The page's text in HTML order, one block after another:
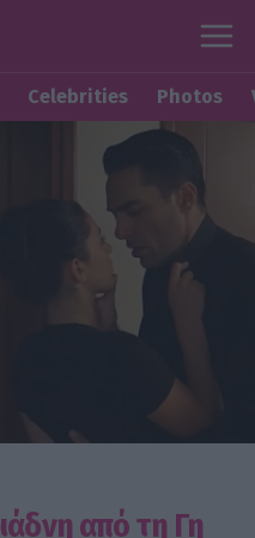
Celebrities Photos
από τη Γη